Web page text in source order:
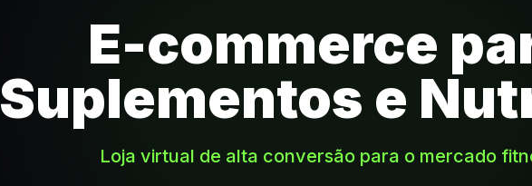
E-commerce
Suplementos e
Loja virtual de alta conversão para o mercado